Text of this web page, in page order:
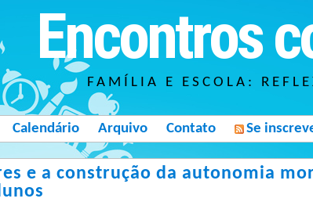
Encontros
FAMÍLIA E ESCOLA:
Calendário Arquivo Contato Se
e a construção da autonomia